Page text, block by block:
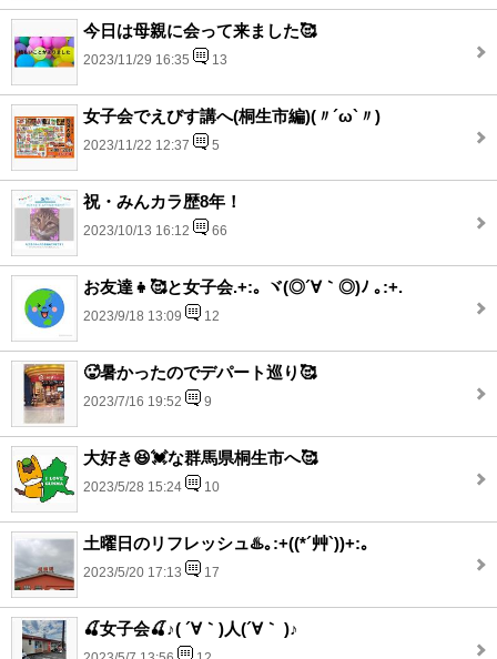
今日は母親に会って来ました🥰
2023/11/29 16:35 13
女子会でえびす講へ(桐生市編)(〃´ω`〃)
2023/11/22 12:37 5
祝・みんカラ歴8年！
2023/10/13 16:12 66
お友達👧🥰と女子会.+:｡ ヾ(◎´∀｀◎)ﾉ ｡:+.
2023/9/18 13:09 12
🥵暑かったのでデパート巡り🥰
2023/7/16 19:52 9
大好き😆💓な群馬県桐生市へ🥰
2023/5/28 15:24 10
土曜日のリフレッシュ♨️｡:+((*´艸`))+:｡
2023/5/20 17:13 17
🍒女子会🍒♪( ´∀｀)人(´∀｀ )♪